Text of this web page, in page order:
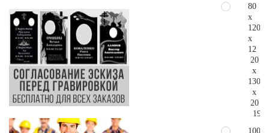
80
x
120
x
12
20
x
130
x
20
100